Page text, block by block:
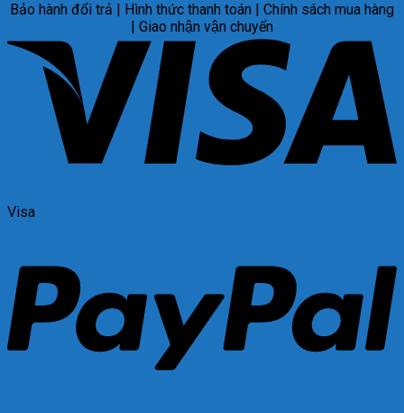
Bảo hành đổi trả | Hình thức thanh toán | Chính sách mua hàng
| Giao nhận vận chuyển
Visa